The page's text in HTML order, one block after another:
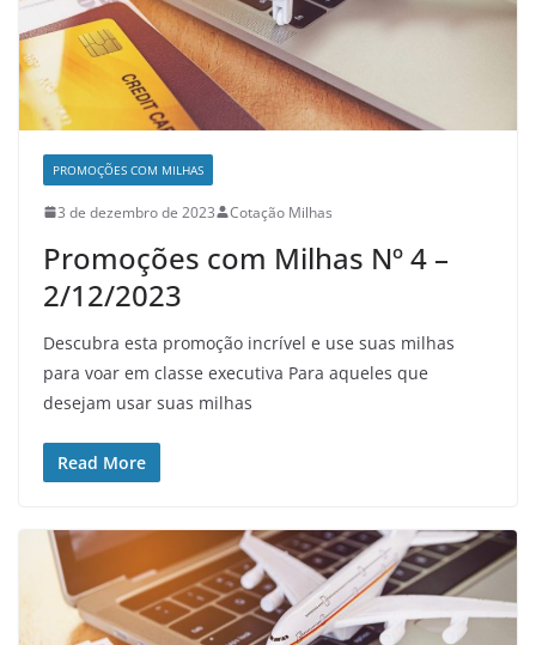
PROMOÇÕES COM MILHAS
3 de dezembro de 2023 Cotação Milhas
Promoções com Milhas Nº 4 –
2/12/2023
Descubra esta promoção incrível e use suas milhas
para voar em classe executiva Para aqueles que
desejam usar suas milhas
Read More